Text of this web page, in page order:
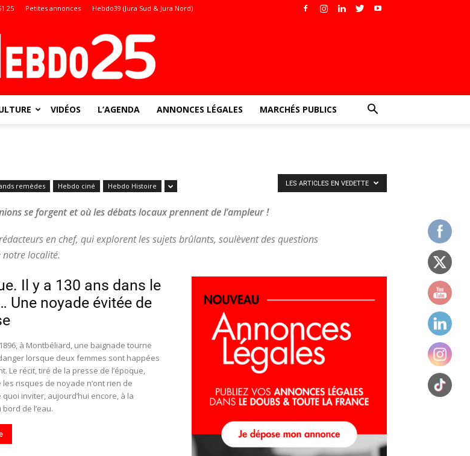
25 Petites annonces Hebdo39 (Jura Sud & Jura Nord)
l'info
VIDÉOS L’AGENDA ANNONCES LÉGALES MARCHÉS PUBLICS
remèdes Hebdo ciné Hebdo Histoire
se forgent et où les débats locaux prennent de l’ampleur !
en chef, qui explorent les sujets brûlants, soulèvent des questions
notre localité.
LES ARTICLES EN VEDETTE
Il y a 130 ans dans le
Une noyade évitée de
à Montbéliard, une baignade tourne
lorsque deux femmes sont happées
Le récit, tiré de la presse de l’époque,
risques de noyade n’ont rien de
quoi inviter, aujourd’hui encore, à la
de l’eau.